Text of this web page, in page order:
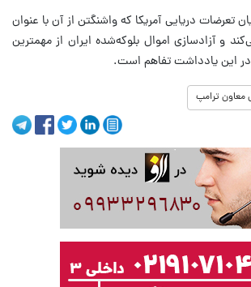
تعرضات دریایی آمریکا که واشنگتن از آن با عنوان
و آزادسازی اموال بلوکه‌شده ایران از مهمترین
این یادداشت تفاهم است.
ترامپ